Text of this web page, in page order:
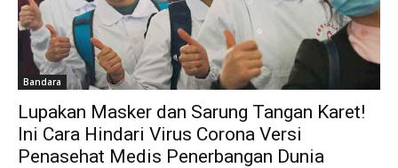
Bandara
Lupakan Masker dan Sarung Tangan Karet!
Ini Cara Hindari Virus Corona Versi
Penasehat Medis Penerbangan Dunia